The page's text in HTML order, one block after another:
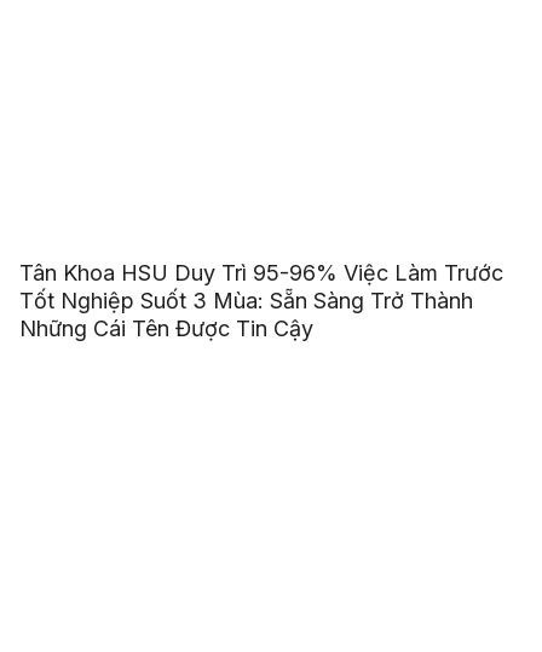
Tân Khoa HSU Duy Trì 95-96% Việc Làm Trước
Tốt Nghiệp Suốt 3 Mùa: Sẵn Sàng Trở Thành
Những Cái Tên Được Tin Cậy